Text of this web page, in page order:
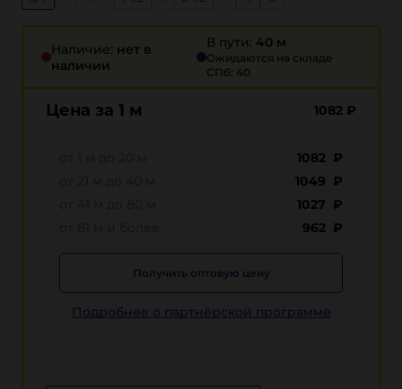
Наличие: нет в
наличии
В пути: 40 м
Ожидаются на складе
СПб: 40
Цена за 1 м 1082 ₽
1082 ₽
1049 ₽
1027 ₽
962 ₽
Получить оптовую цену
Подробнее о партнёрской программе